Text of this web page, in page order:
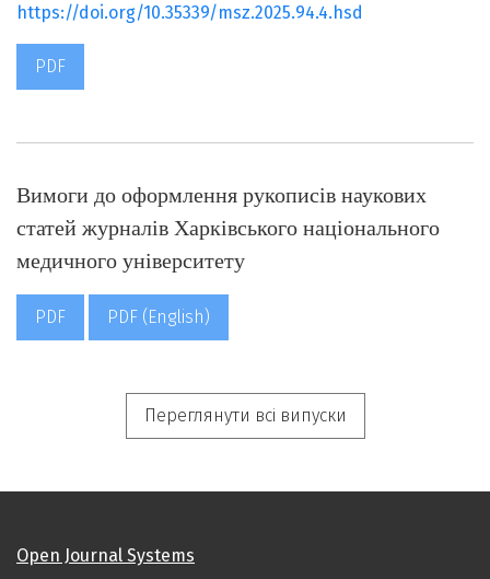
https://doi.org/10.35339/msz.2025.94.4.hsd
PDF
Вимоги до оформлення рукописів наукових
статей журналів Харківського національного
медичного університету
PDF PDF (English)
Переглянути всі випуски
Open Journal Systems